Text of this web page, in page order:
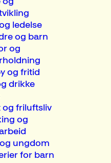
ledelse
og barn
og
og fritid
drikke
og friluftsliv
og
ungdom
for barn